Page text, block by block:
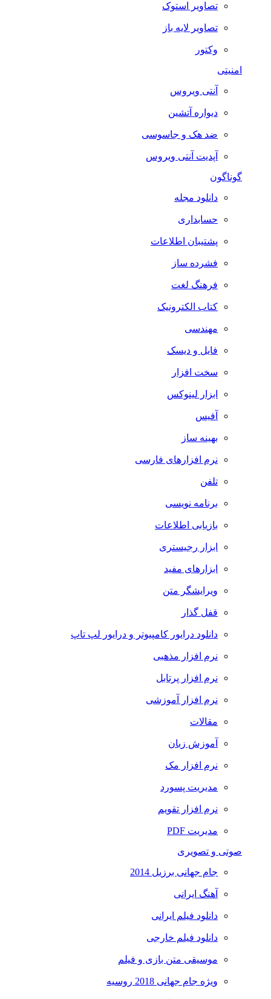
تصاویر استوک
تصاویر لایه باز
وکتور
امنیتی
آنتی ویروس
دیواره آتشین
ضد هک و جاسوسی
آپدیت آنتی ویروس
گوناگون
دانلود مجله
حسابداری
پشتیبان اطلاعات
فشرده ساز
فرهنگ لغت
کتاب الکترونیک
مهندسی
فایل و دیسک
سخت افزار
ابزار لینوکس
آفیس
بهینه ساز
نرم افزارهای فارسی
تلفن
برنامه نویسی
بازیابی اطلاعات
ابزار رجیستری
ابزارهای مفید
ویرایشگر متن
قفل گذار
دانلود درایور کامپیوتر و درایور لپ تاپ
نرم افزار مذهبی
نرم افزار پرتابل
نرم افزار آموزشی
مقالات
آموزش زبان
نرم افزار مک
مدیریت پسورد
نرم افزار تقویم
مدیریت PDF
صوتی و تصویری
جام جهانی برزیل 2014
آهنگ ایرانی
دانلود فیلم ایرانی
دانلود فیلم خارجی
موسیقی متن بازی و فیلم
ویژه جام جهانی 2018 روسیه